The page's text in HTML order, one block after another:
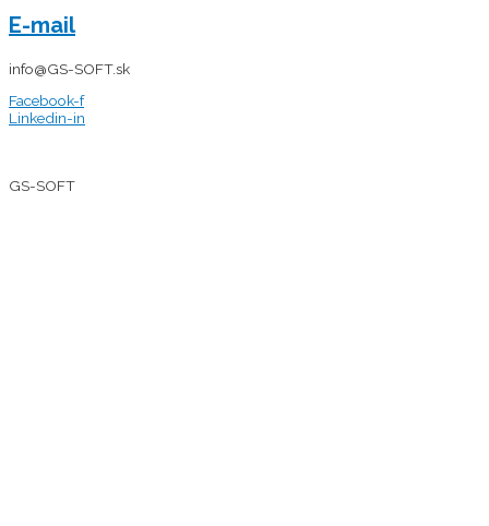
E-mail
info@GS-SOFT.sk
Facebook-f
Linkedin-in
GS-SOFT